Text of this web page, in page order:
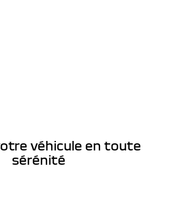
véhicule en toute
sérénité